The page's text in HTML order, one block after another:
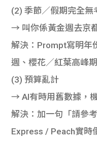
(2) 季節／假期完全無
→ 叫你係黃金週去京
解決：Prompt寫明年
週、櫻花／紅葉高峰期
(3) 預算亂計
→ AI有時用舊數據，
解決：加一句「請參
Express / Peach實時